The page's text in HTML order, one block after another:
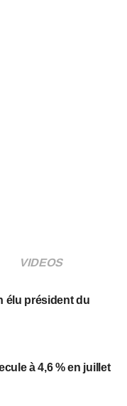
VIDEOS
élu président du
à 4,6 % en juillet